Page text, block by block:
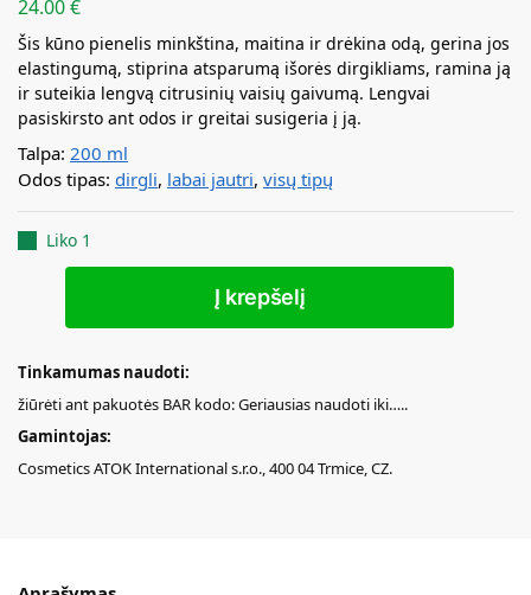
24.00€
Šis kūno pienelis minkština, maitina ir drėkina odą, gerina jos
elastingumą, stiprina atsparumą išorės dirgikliams, ramina ją
ir suteikia lengvą citrusinių vaisių gaivumą. Lengvai
pasiskirsto ant odos ir greitai susigeria į ją.
Talpa: 200 ml
Odos tipas: dirgli, labai jautri, visų tipų
Liko 1
Į krepšelį
Tinkamumas naudoti:
žiūrėti ant pakuotės BAR kodo: Geriausias naudoti iki…..
Gamintojas:
Cosmetics ATOK International s.r.o., 400 04 Trmice, CZ.